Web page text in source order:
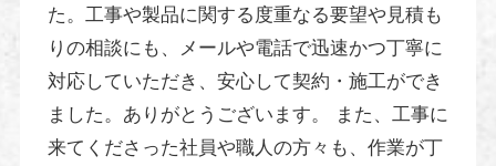
た。工事や製品に関する度重なる要望や見積も
りの相談にも、メールや電話で迅速かつ丁寧に
対応していただき、安心して契約・施工ができ
ました。ありがとうございます。 また、工事に
来てくださった社員や職人の方々も、作業が丁